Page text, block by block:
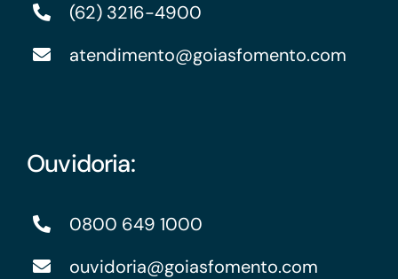
(62) 3216-4900
atendimento@goiasfomento.com
Ouvidoria:
0800 649 1000
ouvidoria@goiasfomento.com